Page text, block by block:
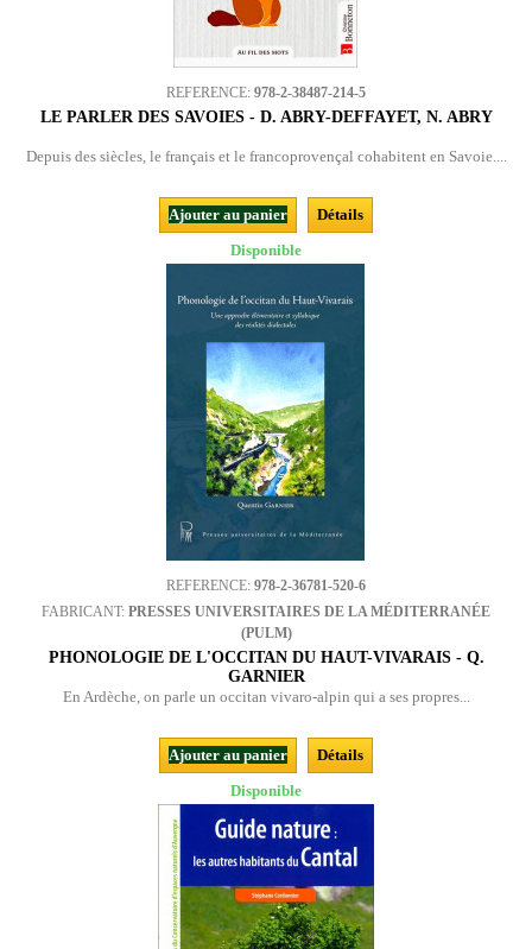
REFERENCE: 978-2-38487-214-5
LE PARLER DES SAVOIES - D. ABRY-DEFFAYET, N. ABRY
Depuis des siècles, le français et le francoprovençal cohabitent en Savoie....
Ajouter au panier
Détails
Disponible
REFERENCE: 978-2-36781-520-6
FABRICANT: PRESSES UNIVERSITAIRES DE LA MÉDITERRANÉE
(PULM)
PHONOLOGIE DE L'OCCITAN DU HAUT-VIVARAIS - Q.
GARNIER
En Ardèche, on parle un occitan vivaro-alpin qui a ses propres...
Ajouter au panier
Détails
Disponible